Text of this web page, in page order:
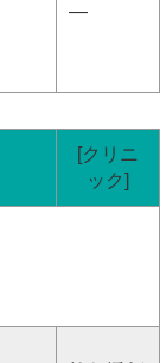
―
[クリニ
ック]